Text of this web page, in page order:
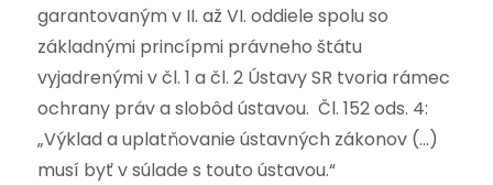
garantovaným v II. až VI. oddiele spolu so
základnými princípmi právneho štátu
vyjadrenými v čl. 1 a čl. 2 Ústavy SR tvoria rámec
ochrany práv a slobôd ústavou. Čl. 152 ods. 4:
„Výklad a uplatňovanie ústavných zákonov (…)
musí byť v súlade s touto ústavou.“